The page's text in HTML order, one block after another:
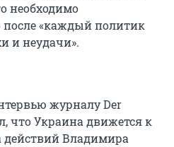
необходимо
«каждый политик
и неудачи».
журналу Der
что Украина движется к
действий Владимира